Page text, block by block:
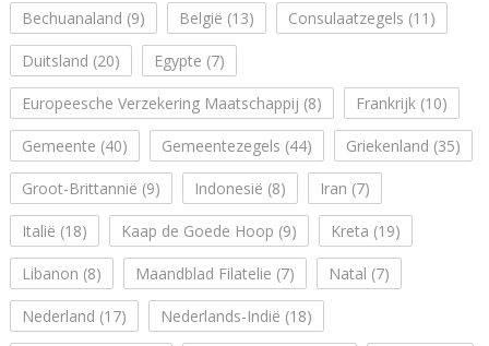
Bechuanaland (9) België (13) Consulaatzegels (11)
Duitsland (20) Egypte (7)
Europeesche Verzekering Maatschappij (8) Frankrijk(10)
Gemeente (40) Gemeentezegels (44) Griekenland (35)
Groot-Brittannië (9) Indonesië (8) Iran (7)
Italië (18) Kaap de Goede Hoop (9) Kreta (19)
Libanon (8) Maandblad Filatelie (7) Natal (7)
Nederland (17) Nederlands-Indië (18)